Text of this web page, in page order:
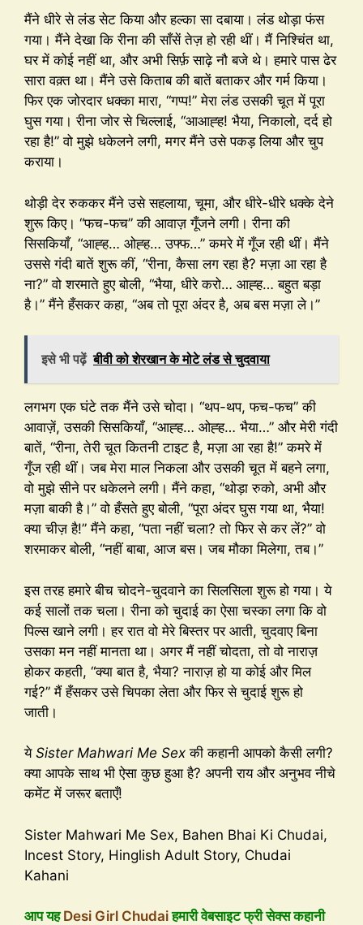
मैंने धीरे से लंड सेट किया और हल्का सा दबाया। लंड थोड़ा फंस
गया। मैंने देखा कि रीना की साँसें तेज़ हो रही थीं। मैं निश्चिंत था,
घर में कोई नहीं था, और अभी सिर्फ़ साढ़े नौ बजे थे। हमारे पास ढेर
सारा वक़्त था। मैंने उसे किताब की बातें बताकर और गर्म किया।
फिर एक जोरदार धक्का मारा, “गप्प!” मेरा लंड उसकी चूत में पूरा
घुस गया। रीना जोर से चिल्लाई, “आआह्ह! भैया, निकालो, दर्द हो
रहा है!” वो मुझे धकेलने लगी, मगर मैंने उसे पकड़ लिया और चुप
कराया।
थोड़ी देर रुककर मैंने उसे सहलाया, चूमा, और धीरे-धीरे धक्के देने
शुरू किए। “फच-फच” की आवाज़ गूँजने लगी। रीना की
सिसकियाँ, “आह्ह… ओह्ह… उफ्फ…” कमरे में गूँज रही थीं। मैंने
उससे गंदी बातें शुरू कीं, “रीना, कैसा लग रहा है? मज़ा आ रहा है
ना?” वो शरमाते हुए बोली, “भैया, धीरे करो… आह्ह… बहुत बड़ा
है।” मैंने हँसकर कहा, “अब तो पूरा अंदर है, अब बस मज़ा ले।”
इसे भी पढ़ें बीवी को शेरखान के मोटे लंड से चुदवाया
लगभग एक घंटे तक मैंने उसे चोदा। “थप-थप, फच-फच” की
आवाज़ें, उसकी सिसकियाँ, “आह्ह… ओह्ह… भैया…” और मेरी गंदी
बातें, “रीना, तेरी चूत कितनी टाइट है, मज़ा आ रहा है!” कमरे में
गूँज रही थीं। जब मेरा माल निकला और उसकी चूत में बहने लगा,
वो मुझे सीने पर धकेलने लगी। मैंने कहा, “थोड़ा रुको, अभी और
मज़ा बाकी है।” वो हँसते हुए बोली, “पूरा अंदर घुस गया था, भैया!
क्या चीज़ है!” मैंने कहा, “पता नहीं चला? तो फिर से कर लें?” वो
शरमाकर बोली, “नहीं बाबा, आज बस। जब मौका मिलेगा, तब।”
इस तरह हमारे बीच चोदने-चुदवाने का सिलसिला शुरू हो गया। ये
कई सालों तक चला। रीना को चुदाई का ऐसा चस्का लगा कि वो
पिल्स खाने लगी। हर रात वो मेरे बिस्तर पर आती, चुदवाए बिना
उसका मन नहीं मानता था। अगर मैं नहीं चोदता, तो वो नाराज़
होकर कहती, “क्या बात है, भैया? नाराज़ हो या कोई और मिल
गई?” मैं हँसकर उसे चिपका लेता और फिर से चुदाई शुरू हो
जाती।
ये Sister Mahwari Me Sex की कहानी आपको कैसी लगी?
क्या आपके साथ भी ऐसा कुछ हुआ है? अपनी राय और अनुभव नीचे
कमेंट में जरूर बताएँ!
Sister Mahwari Me Sex, Bahen Bhai Ki Chudai,
Incest Story, Hinglish Adult Story, Chudai
Kahani
आप यहDesi Girl Chudaiहमारी वेबसाइट फ्री सेक्स कहानी